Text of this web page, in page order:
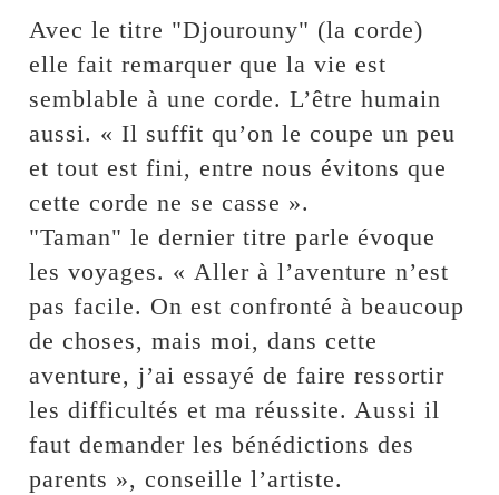
Avec le titre "Djourouny" (la corde)
elle fait remarquer que la vie est
semblable à une corde. L’être humain
aussi. « Il suffit qu’on le coupe un peu
et tout est fini, entre nous évitons que
cette corde ne se casse ».
"Taman" le dernier titre parle évoque
les voyages. « Aller à l’aventure n’est
pas facile. On est confronté à beaucoup
de choses, mais moi, dans cette
aventure, j’ai essayé de faire ressortir
les difficultés et ma réussite. Aussi il
faut demander les bénédictions des
parents », conseille l’artiste.